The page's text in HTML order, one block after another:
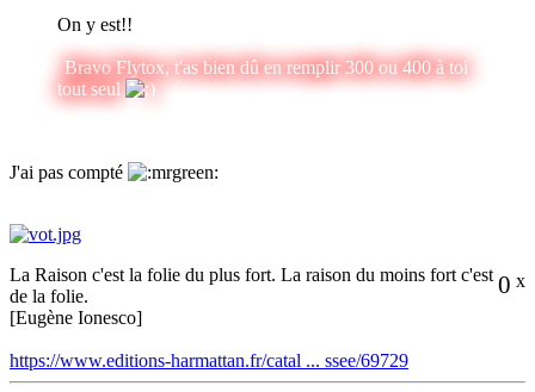
On y est!!
Bravo Flytox, t'as bien dû en remplir 300 ou 400 à toi
tout seul
J'ai pas compté
0 x
La Raison c'est la folie du plus fort. La raison du moins fort c'est
de la folie.
[Eugène Ionesco]
https://www.editions-harmattan.fr/catal ... ssee/69729